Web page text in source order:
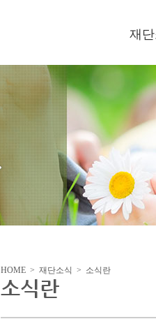
재
이사
미션/
연혁
HOME > 재단소식 > 소식란
소식란